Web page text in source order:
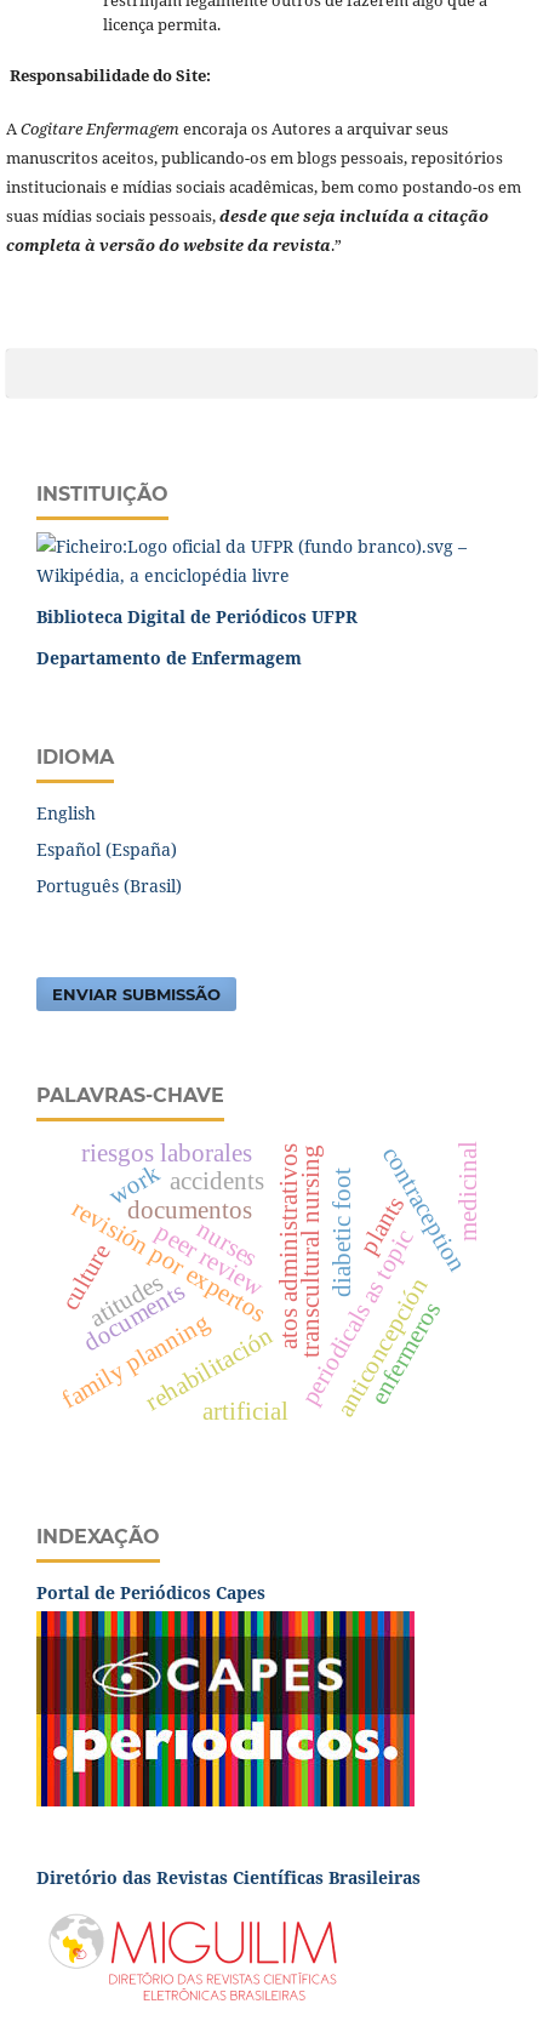
licença permita.
Responsabilidade do Site:
ACogitare Enfermagemencoraja os Autores a arquivar seus
manuscritos aceitos, publicando-os em blogs pessoais, repositórios
institucionais e mídias sociais acadêmicas, bem como postando-os em
suas mídias sociais pessoais,desde que seja incluída a citação
completa à versão do website da revista.”
INSTITUIÇÃO
Biblioteca Digital de Periódicos UFPR
Departamento de Enfermagem
IDIOMA
English
Español (España)
Português (Brasil)
ENVIAR SUBMISSÃO
PALAVRAS-CHAVE
documentos
periodicals as topic
revisión por expertos transcultural nursing
family planning
contraception
anticoncepción
atos administrativos
peer review
documents
nurses
enfermeros
accidents
riesgos laborales
diabetic foot
rehabilitación
atitudes
culture
plants medicinal
artificial
work
INDEXAÇÃO
Portal de Periódicos Capes
Diretório das Revistas Científicas Brasileiras